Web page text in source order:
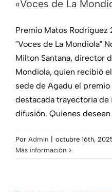
«Voces de La
Premio Matos
"Voces de La Mondiola"
Milton Santana, director
Mondiola, quien recibió
sede de Agadu el
destacada trayectoria
difusión. Quienes
Por Admin octubre 16th,
Más información
Feria de